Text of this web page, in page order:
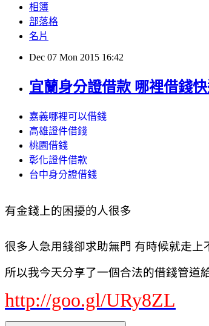
相簿
部落格
名片
Dec 07 Mon 2015 16:42
宜蘭身分證借款 哪裡借錢
嘉義哪裡可以借錢
高雄證件借錢
桃園借錢
彰化證件借款
台中身分證借錢
有金錢上的困擾的人很多
很多人急用錢卻求助無門 有時候就走上
所以我今天分享了一個合法的借錢管道
http://goo.gl/URy8ZL